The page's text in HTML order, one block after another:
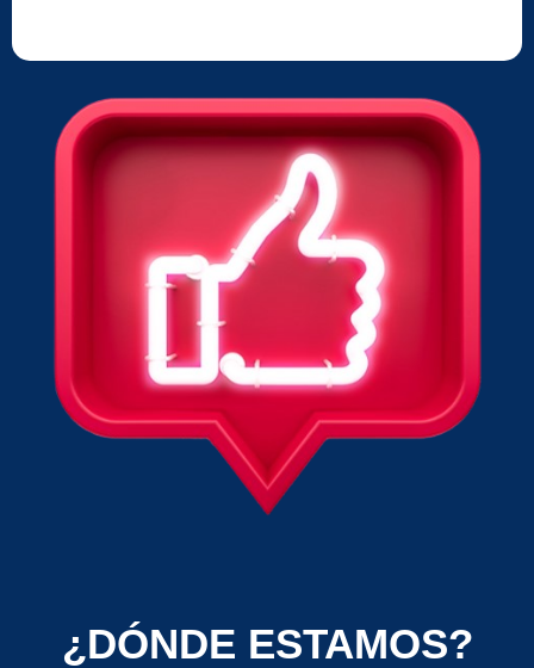
¿DÓNDE ESTAMOS?